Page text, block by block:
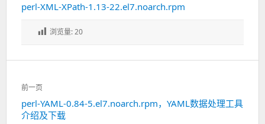
perl-XML-XPath-1.13-22.el7.noarch.rpm
浏览量:20
文
章
导
前一页
上
一
perl-YAML-0.84-5.el7.noarch.rpm，YAML数据处理工具
介绍及下载